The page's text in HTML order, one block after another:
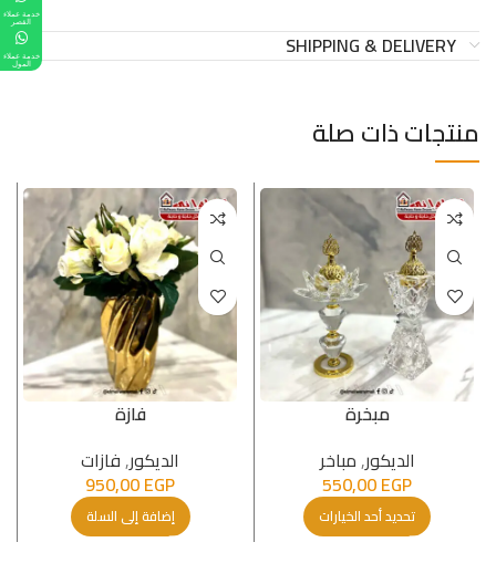
SHIPPING & DELIVERY
منتجات ذات صلة
مبخرة
الدیكور,مباخر
550,00EGP
تحديد أحد الخيارات
فازة
الدیكور,فازات
950,00EGP
إضافة إلى السلة
خدمة عملاء
القصر
خدمة عملاء
المول